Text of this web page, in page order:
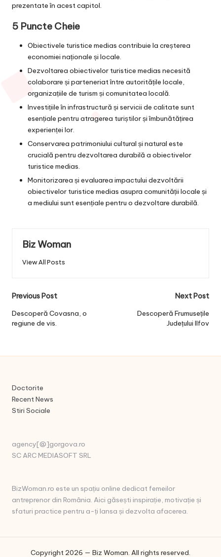
prezentate în acest capitol.
5 Puncte Cheie
Obiectivele turistice medias contribuie la creșterea
economiei naționale și locale.
Dezvoltarea obiectivelor turistice medias necesită
colaborare și parteneriat între autoritățile locale,
organizațiile de turism și comunitatea locală.
Investițiile în infrastructură și servicii de calitate sunt
esențiale pentru atragerea turiștilor și îmbunătățirea
experienței lor.
Conservarea patrimoniului cultural și natural este
crucială pentru dezvoltarea durabilă a obiectivelor
turistice medias.
Monitorizarea și evaluarea impactului dezvoltării
obiectivelor turistice medias asupra comunității locale și
a mediului sunt esențiale pentru o dezvoltare durabilă.
Biz Woman
View All Posts
Post
navigation
Previous Post
Descoperă Covasna, o
regiune de vis.
Next Post
Descoperă Frumusețile
Județului Ilfov
Doctorite
Recent News
Stiri Sociale
agency[@]gorgova.ro
SC ARC MEDIASOFT SRL
BizWoman.ro este un spațiu online dedicat femeilor
antreprenor din România. Aici găsești inspirație, motivație și
sfaturi practice pentru a-ți lansa și dezvolta afacerea.
Copyright 2026 — Biz Woman. All rights reserved.